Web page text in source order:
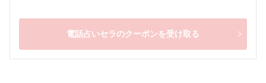
電話占いセラのクーポンを受け取る